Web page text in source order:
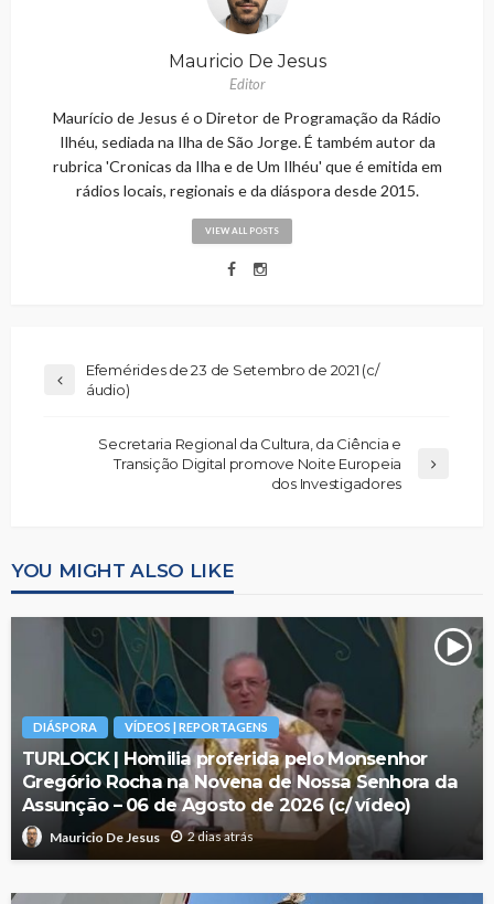
Mauricio De Jesus
Editor
Maurício de Jesus é o Diretor de Programação da Rádio
Ilhéu, sediada na Ilha de São Jorge. É também autor da
rubrica 'Cronicas da Ilha e de Um Ilhéu' que é emitida em
rádios locais, regionais e da diáspora desde 2015.
VIEW ALL POSTS
Efemérides de 23 de Setembro de 2021 (c/
áudio)
Secretaria Regional da Cultura, da Ciência e
Transição Digital promove Noite Europeia
dos Investigadores
YOU MIGHT ALSO LIKE
DIÁSPORA VÍDEOS | REPORTAGENS
TURLOCK | Homilia proferida pelo Monsenhor
Gregório Rocha na Novena de Nossa Senhora da
Assunção – 06 de Agosto de 2026 (c/ vídeo)
Mauricio De Jesus 2 dias atrás